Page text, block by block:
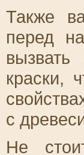
Также
перед
краски,
с
Не